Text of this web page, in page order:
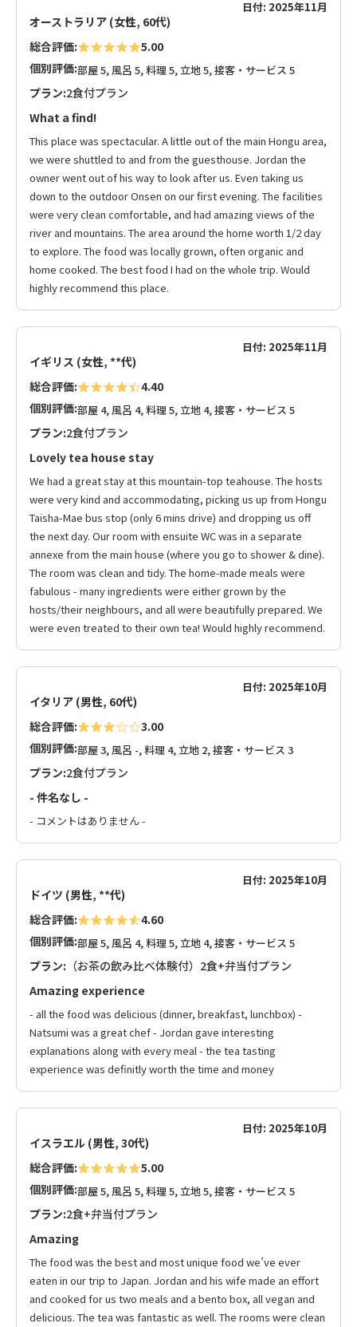
日付: 2025年11月
オーストラリア (女性, 60代)
総合評価:
5.00
個別評価:部屋 5, 風呂 5, 料理 5, 立地 5, 接客・サービス 5
プラン:2食付プラン
What a find!
This place was spectacular. A little out of the main Hongu area,
we were shuttled to and from the guesthouse. Jordan the
owner went out of his way to look after us. Even taking us
down to the outdoor Onsen on our first evening. The facilities
were very clean comfortable, and had amazing views of the
river and mountains. The area around the home worth 1/2 day
to explore. The food was locally grown, often organic and
home cooked. The best food I had on the whole trip. Would
highly recommend this place.
日付: 2025年11月
イギリス (女性, **代)
総合評価:
4.40
個別評価:部屋 4, 風呂 4, 料理 5, 立地 4, 接客・サービス 5
プラン:2食付プラン
Lovely tea house stay
We had a great stay at this mountain-top teahouse. The hosts
were very kind and accommodating, picking us up from Hongu
Taisha-Mae bus stop (only 6 mins drive) and dropping us off
the next day. Our room with ensuite WC was in a separate
annexe from the main house (where you go to shower & dine).
The room was clean and tidy. The home-made meals were
fabulous - many ingredients were either grown by the
hosts/their neighbours, and all were beautifully prepared. We
were even treated to their own tea! Would highly recommend.
日付: 2025年10月
イタリア (男性, 60代)
総合評価:
3.00
個別評価:部屋 3, 風呂 -, 料理 4, 立地 2, 接客・サービス 3
プラン:2食付プラン
- 件名なし -
- コメントはありません -
日付: 2025年10月
ドイツ (男性, **代)
総合評価:
4.60
個別評価:部屋 5, 風呂 4, 料理 5, 立地 4, 接客・サービス 5
プラン: （お茶の飲み比べ体験付）2食+弁当付プラン
Amazing experience
- all the food was delicious (dinner, breakfast, lunchbox) -
Natsumi was a great chef - Jordan gave interesting
explanations along with every meal - the tea tasting
experience was definitly worth the time and money
日付: 2025年10月
イスラエル (男性, 30代)
総合評価:
5.00
個別評価:部屋 5, 風呂 5, 料理 5, 立地 5, 接客・サービス 5
プラン:2食+弁当付プラン
Amazing
The food was the best and most unique food we’ve ever
eaten in our trip to Japan. Jordan and his wife made an effort
and cooked for us two meals and a bento box, all vegan and
delicious. The tea was fantastic as well. The rooms were clean